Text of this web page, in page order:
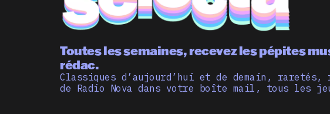
Toutes les semaines, recevez les pépites
rédac.
Classiques d’aujourd’hui et de demain, raretés,
de Radio Nova dans votre boîte mail, tous les